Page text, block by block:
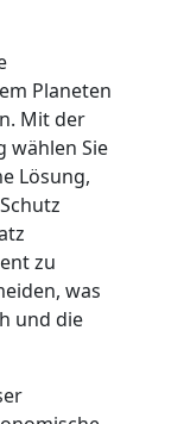
Planeten
Mit der
wählen Sie
Lösung,
zu
was
und die